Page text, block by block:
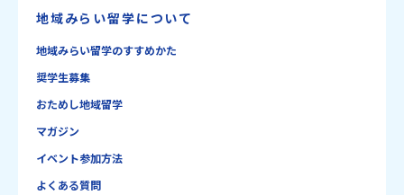
地域みらい留学について
地域みらい留学のすすめかた
奨学生募集
おためし地域留学
マガジン
イベント参加方法
よくある質問